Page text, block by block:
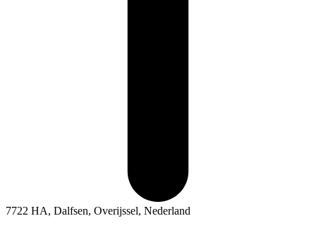
7722 HA, Dalfsen, Overijssel, Nederland